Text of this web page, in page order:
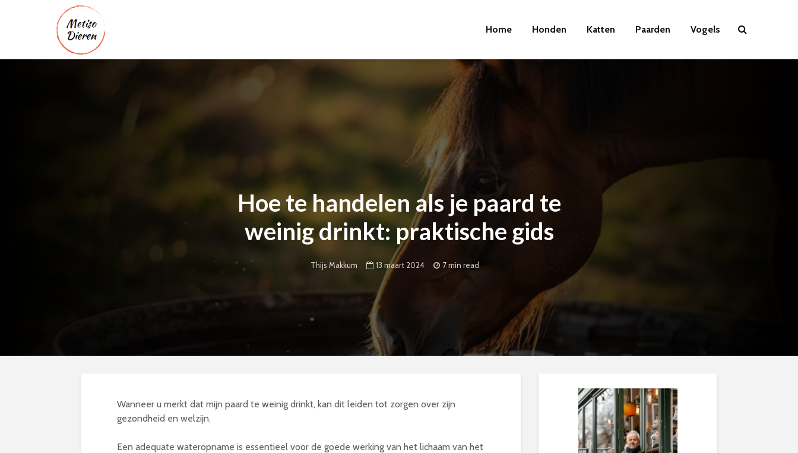
Home Honden Katten Paarden Vogels
Hoe te handelen als je paard te
weinig drinkt: praktische gids
Thijs Makkum 13 maart 2024 7 min read
Wanneer u merkt dat mijn paard te weinig drinkt, kan dit leiden tot zorgen over zijn
gezondheid en welzijn.
Een adequate wateropname is essentieel voor de goede werking van het lichaam van het